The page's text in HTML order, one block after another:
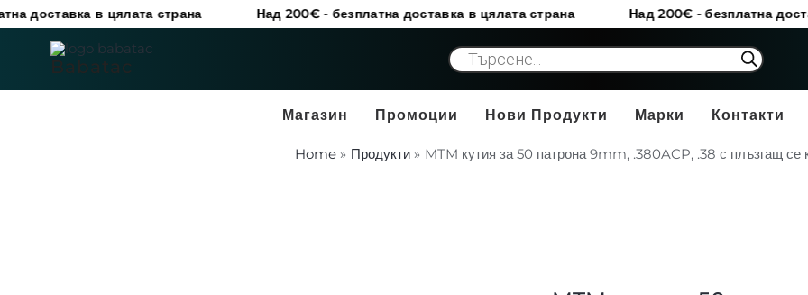
в цялата страна Над 200€ - безплатна доставка в цялата страна Над 200€ - безплатна доставка в
Skip
contentBabatac
Products
search
Магазин Промоции Нови Продукти Марки Контакти
Home Продукти MTM кутия за 50 патрона 9mm, .380ACP, .38 с плъзгащ се
MTM
кутия
50